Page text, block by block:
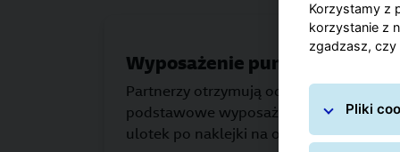
Wyposażenie punktu
Partnerzy otrzymują od GLS bezpłatnie
podstawowe wyposażenie punktu – od
ulotek po naklejki na okno.
Korzystamy z
korzystanie z
zgadzasz, czy
Pliki